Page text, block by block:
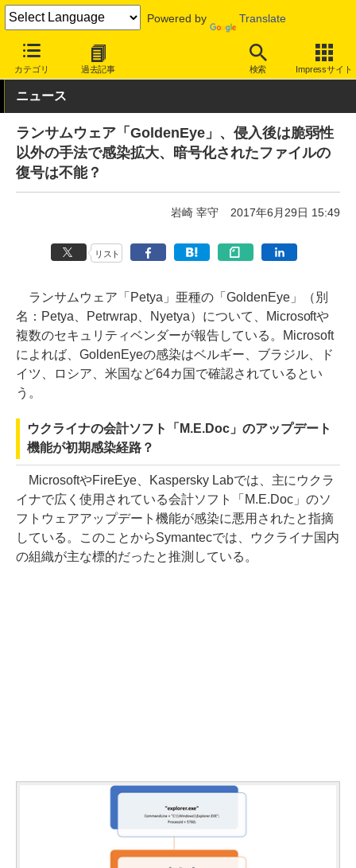
Powered by Translate
カテゴリ 過去記事 検索 Impressサイト
INTERNET Watch トピック ウイルス/マルウェア
ニュース
ランサムウェア「GoldenEye」、侵入後は脆弱性
以外の手法で感染拡大、暗号化されたファイルの
復号は不能？
岩崎 宰守 2017年6月29日 15:49
リスト
ランサムウェア「Petya」亜種の「GoldenEye」（別
名：Petya、Petrwrap、Nyetya）について、Microsoftや
複数のセキュリティベンダーが報告している。Microsoft
によれば、GoldenEyeの感染はベルギー、ブラジル、ド
イツ、ロシア、米国など64カ国で確認されているとい
う。
ウクライナの会計ソフト「M.E.Doc」のアップデート
機能が初期感染経路？
MicrosoftやFireEye、Kaspersky Labでは、主にウクラ
イナで広く使用されている会計ソフト「M.E.Doc」のソ
フトウェアアップデート機能が感染に悪用されたと指摘
している。このことからSymantecでは、ウクライナ国内
の組織が主な標的だったと推測している。